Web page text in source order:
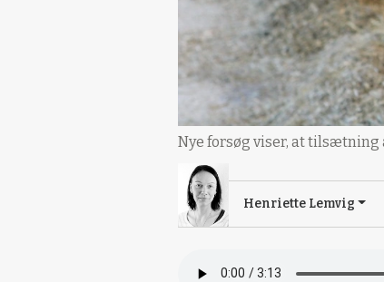
Nye forsøg viser, at tilsætning
Henriette Lemvig